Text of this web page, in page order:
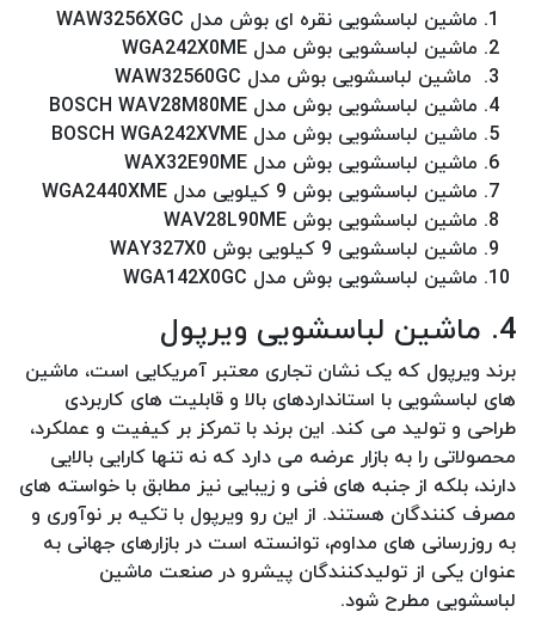
ماشین لباسشویی نقره ای بوش مدل WAW3256XGC
ماشین لباسشویی بوش مدل WGA242X0ME
ماشین لباسشویی بوش مدل WAW32560GC
ماشین لباسشویی بوش مدل BOSCH WAV28M80ME
ماشین لباسشویی بوش مدل BOSCH WGA242XVME
ماشین لباسشویی بوش مدل WAX32E90ME
ماشین لباسشویی بوش 9 کیلویی مدل WGA2440XME
ماشین لباسشویی بوش WAV28L90ME
ماشین لباسشویی 9 کیلویی بوش WAY327X0
ماشین لباسشویی بوش مدل WGA142X0GC
4. ماشین لباسشویی ویرپول
برند ویرپول که یک نشان تجاری معتبر آمریکایی است، ماشین
های لباسشویی با استانداردهای بالا و قابلیت های کاربردی
طراحی و تولید می کند. این برند با تمرکز بر کیفیت و عملکرد،
محصولاتی را به بازار عرضه می دارد که نه تنها کارایی بالایی
دارند، بلکه از جنبه های فنی و زیبایی نیز مطابق با خواسته های
مصرف کنندگان هستند. از این رو ویرپول با تکیه بر نوآوری و
به روزرسانی های مداوم، توانسته است در بازارهای جهانی به
عنوان یکی از تولیدکنندگان پیشرو در صنعت ماشین
لباسشویی مطرح شود.